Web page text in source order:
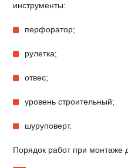
инструменты:
перфоратор;
рулетка;
отвес;
уровень строительный;
шуруповерт.
Порядок работ при монтаже